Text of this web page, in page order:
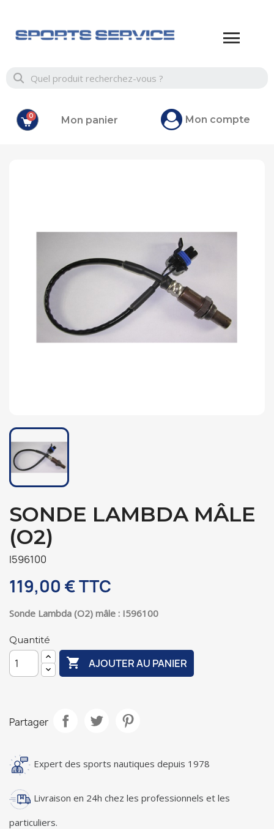
Mon panier Mon compte
SONDE LAMBDA MÂLE
(O2)
I596100
119,00 €TTC
Sonde Lambda (O2) mâle : I596100
Quantité
 AJOUTER AU PANIER
Partager
Expert des sports nautiques depuis 1978
Livraison en 24h chez les professionnels et les
particuliers.